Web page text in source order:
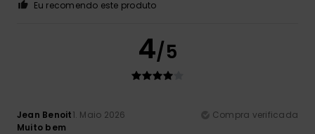
Eu recomendo este produto
4/5
Jean Benoit1. Maio 2026
Compra verificada
Muito bem